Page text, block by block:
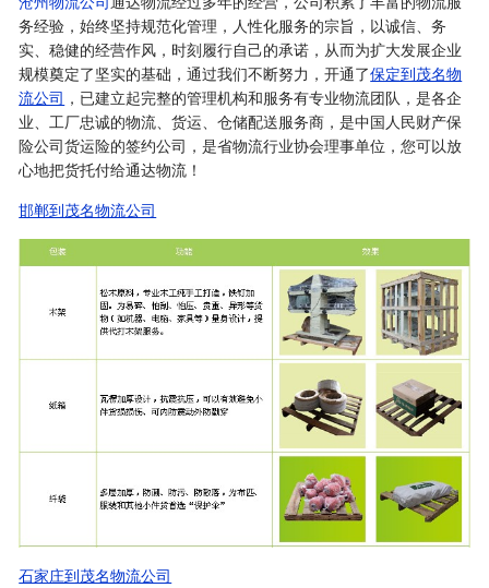
务经验，始终坚持规范化管理，人性化服务的宗旨，以诚信、务
实、稳健的经营作风，时刻履行自己的承诺，从而为扩大发展企业
规模奠定了坚实的基础，通过我们不断努力，开通了保定到茂名物
流公司 ，已建立起完整的管理机构和服务有专业物流团队，是各企
业、工厂忠诚的物流、货运、仓储配送服务商，是中国人民财产保
险公司货运险的签约公司，是省物流行业协会理事单位，您可以放
心地把货托付给通达物流！
邯郸到茂名物流公司
石家庄到茂名物流公司